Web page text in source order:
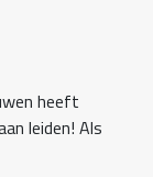
heeft
leiden! Als